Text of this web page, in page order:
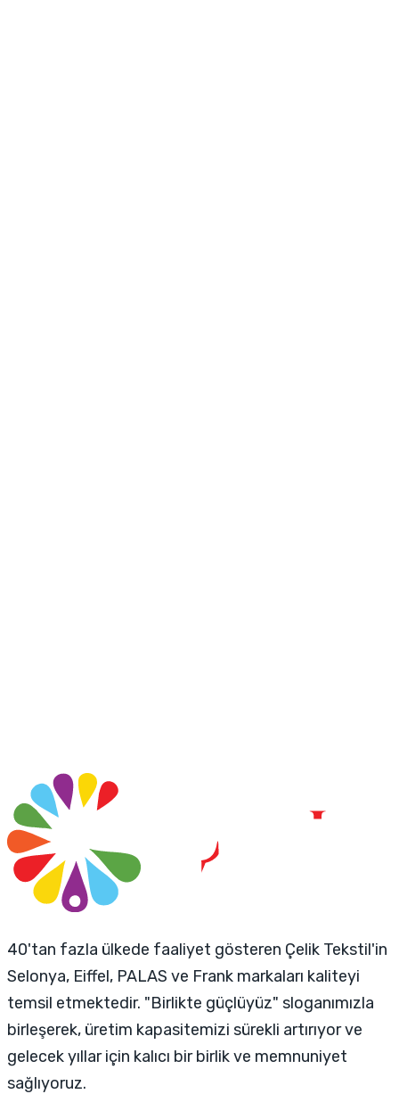
40'tan fazla ülkede faaliyet gösteren Çelik Tekstil'in
Selonya, Eiffel, PALAS ve Frank markaları kaliteyi
temsil etmektedir. "Birlikte güçlüyüz" sloganımızla
birleşerek, üretim kapasitemizi sürekli artırıyor ve
gelecek yıllar için kalıcı bir birlik ve memnuniyet
sağlıyoruz.